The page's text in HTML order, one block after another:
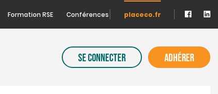
Formation RSE Conférences placeco.fr
SE CONNECTER ADHÉRER